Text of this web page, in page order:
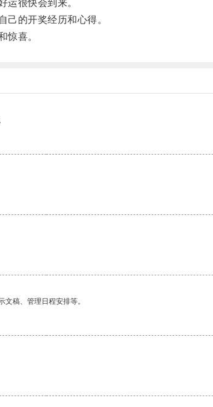
很快会到来。
的开奖经历和心得。
喜。
稿、管理日程安排等。